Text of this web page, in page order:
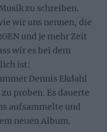
zu schreiben.
wir uns nennen, die
und je mehr Zeit
wir es bei dem
ist:
Dennis Ekdahl
proben. Es dauerte
aufsammelte und
neuen Album.